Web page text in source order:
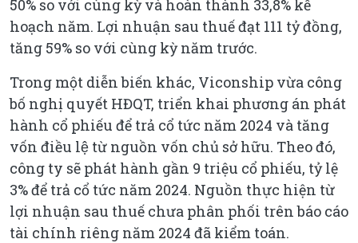
50% so với cùng kỳ và hoàn thành 33,8% kế
hoạch năm. Lợi nhuận sau thuế đạt 111 tỷ đồng,
tăng 59% so với cùng kỳ năm trước.
Trong một diễn biến khác, Viconship vừa công
bố nghị quyết HĐQT, triển khai phương án phát
hành cổ phiếu để trả cổ tức năm 2024 và tăng
vốn điều lệ từ nguồn vốn chủ sở hữu. Theo đó,
công ty sẽ phát hành gần 9 triệu cổ phiếu, tỷ lệ
3% để trả cổ tức năm 2024. Nguồn thực hiện từ
lợi nhuận sau thuế chưa phân phối trên báo cáo
tài chính riêng năm 2024 đã kiểm toán.